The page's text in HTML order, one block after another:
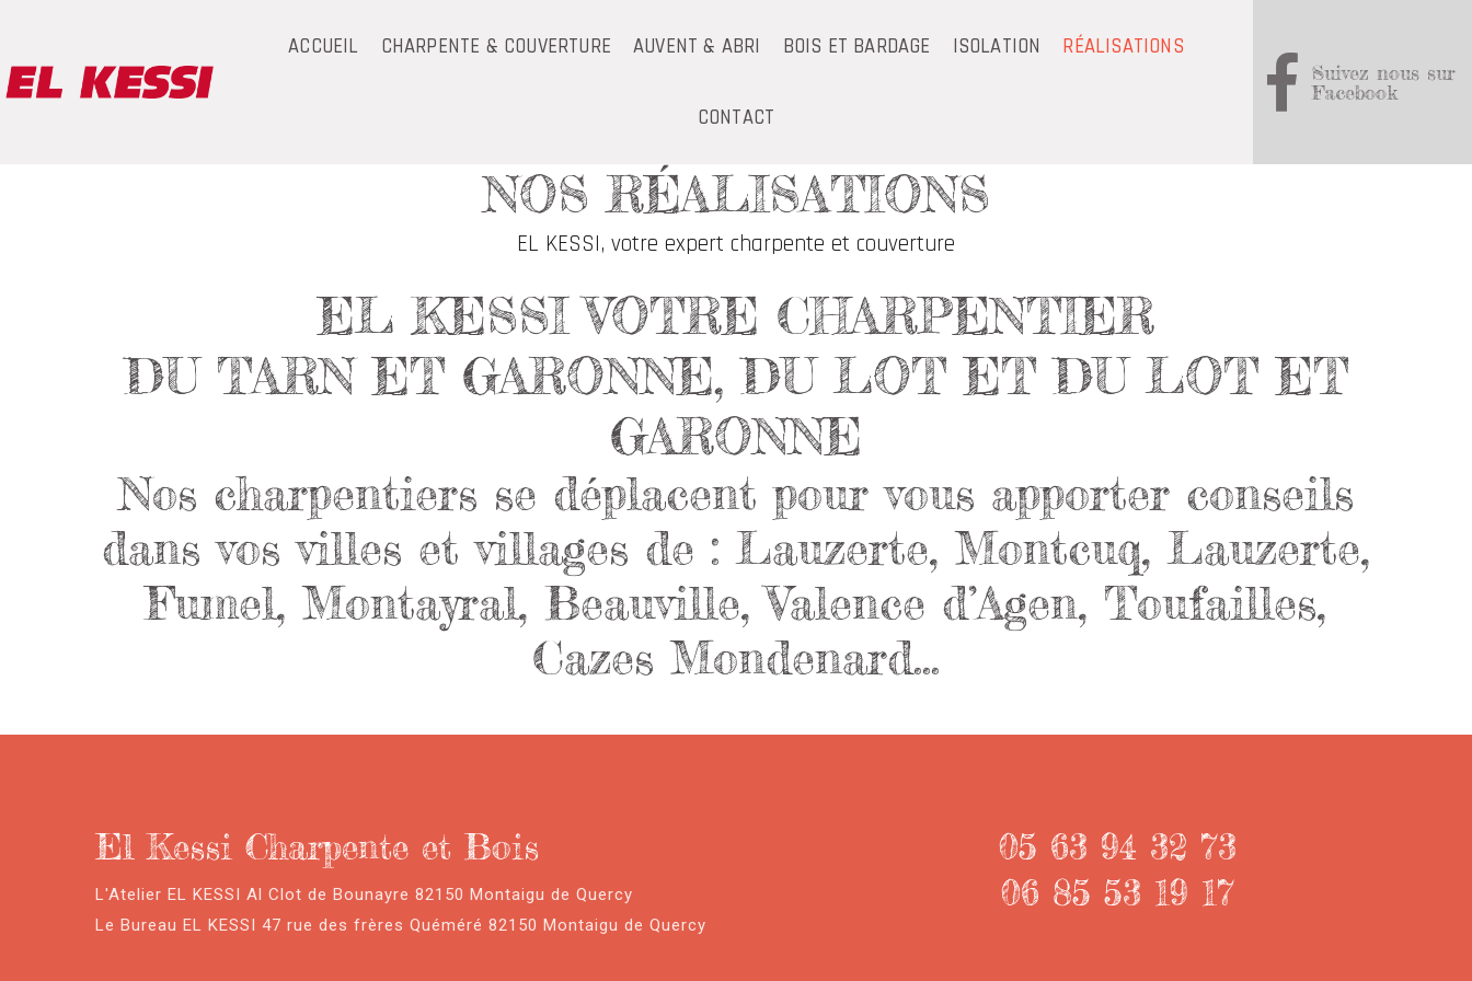
ACCUEIL CHARPENTE & COUVERTURE AUVENT & ABRI BOIS ET BARDAGE ISOLATION RÉALISATIONS
CONTACT
Suivez nous sur
Facebook
NOS RÉALISATIONS
EL KESSI, votre expert charpente et couverture
EL KESSI VOTRE CHARPENTIER
DU TARN ET GARONNE, DU LOT ET DU LOT ET
GARONNE
Nos charpentiers se déplacent pour vous apporter conseils
dans vos villes et villages de : Lauzerte, Montcuq, Lauzerte,
Fumel, Montayral, Beauville, Valence d’Agen, Toufailles,
Cazes Mondenard…
El Kessi Charpente et Bois
L'Atelier EL KESSI Al Clot de Bounayre 82150 Montaigu de Quercy
Le Bureau EL KESSI 47 rue des frères Quéméré 82150 Montaigu de Quercy
05 63 94 32 73
06 85 53 19 17